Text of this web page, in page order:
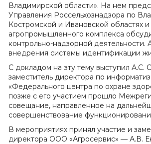
Владимирской области». На нем
Управления Россельхознадзора по
Костромской и Ивановской областях
агропромышленного комплекса
контрольно-надзорной деятельности.
внедрения системы идентификации
С докладом на эту тему выступил
заместитель директора по
«Федерального центра по охране
позже с его участием прошло
совещание, направленное на
совершенствование
В мероприятиях принял участие и
директора ООО «Агросервис» — А.В.